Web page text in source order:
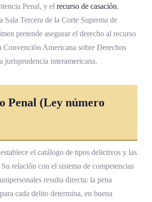
Penal, y el recurso de casación,
Sala Tercera de la Corte Suprema de
pretende asegurar el derecho al recurso
Convención Americana sobre Derechos
jurisprudencia interamericana.
Penal (Ley número
el catálogo de tipos delictivos y las
relación con el sistema de competencias
resulta directa: la pena
cada delito determina, en buena